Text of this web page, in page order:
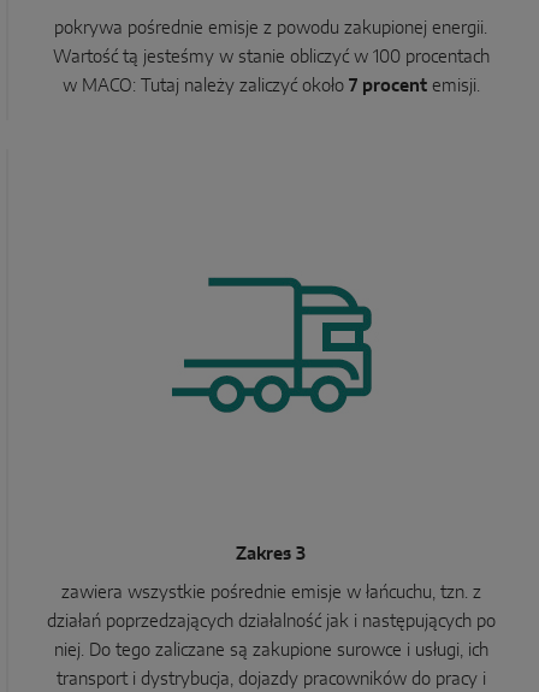
pokrywa pośrednie emisje z powodu zakupionej energii.
Wartość tą jesteśmy w stanie obliczyć w 100 procentach
w MACO: Tutaj należy zaliczyć około7 procent emisji.
Zakres 3
zawiera wszystkie pośrednie emisje w łańcuchu, tzn. z
działań poprzedzających działalność jak i następujących po
niej. Do tego zaliczane są zakupione surowce i usługi, ich
transport i dystrybucja, dojazdy pracowników do pracy i